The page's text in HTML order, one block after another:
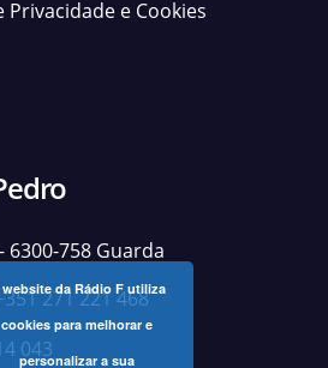
Privacidade e Cookies
6300-758 Guarda
271 221 468
043
website da Rádio F utiliza
cookies para melhorar e
personalizar a sua